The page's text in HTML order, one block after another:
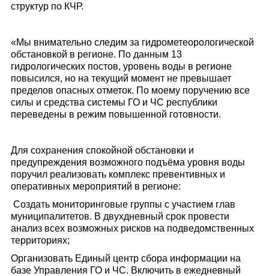
структур по КЧР.
«Мы внимательно следим за гидрометеорологической
обстановкой в регионе. По данным 13
гидрологических постов, уровень воды в регионе
повысился, но на текущий момент не превышает
пределов опасных отметок. По моему поручению все
силы и средства системы ГО и ЧС республики
переведены в режим повышенной готовности.
Для сохранения спокойной обстановки и
предупреждения возможного подъёма уровня воды
поручил реализовать комплекс превентивных и
оперативных мероприятий в регионе:
Создать мониторинговые группы с участием глав
муниципалитетов. В двухдневный срок провести
анализ всех возможных рисков на подведомственных
территориях;
Организовать Единый центр сбора информации на
базе Управления ГО и ЧС. Включить в ежедневный